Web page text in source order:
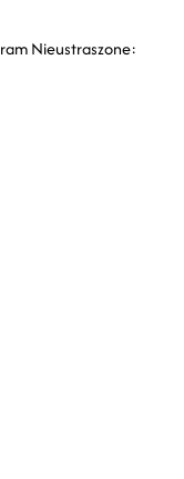
Nieustraszone: